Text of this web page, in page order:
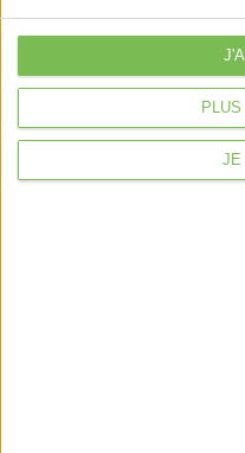
JE
je crée mon activité
libérale
Je sécurise mon activité
À la une